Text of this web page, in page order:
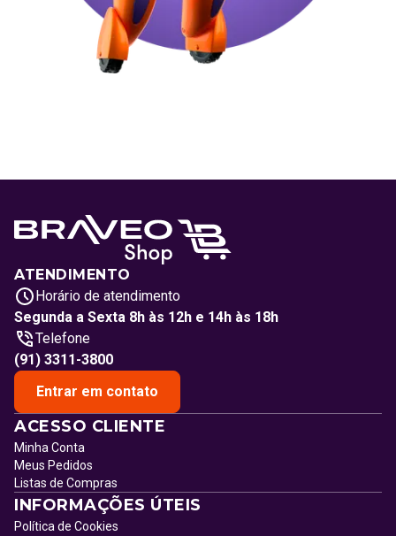
ATENDIMENTO
Horário de atendimento
Segunda a Sexta 8h às 12h e 14h às 18h
Telefone
(91) 3311-3800
Entrar em contato
ACESSO CLIENTE
Minha Conta
Meus Pedidos
Listas de Compras
INFORMAÇÕES ÚTEIS
Política de Cookies